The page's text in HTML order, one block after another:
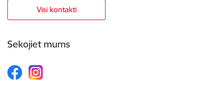
Visi kontakti
Sekojiet mums